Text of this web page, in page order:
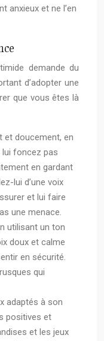
anxieux et ne l’en
demande du
d’adopter une
que vous êtes là
et doucement, en
foncez pas
en gardant
lui d’une voix
et lui faire
une menace.
utilisant un ton
doux et calme
en sécurité.
qui
adaptés à son
positives et
et les jeux